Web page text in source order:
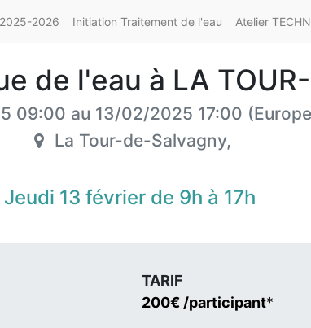
2026 Initiation Traitement de l'eau Atelier
de l'eau à LA
09:00 au 13/02/2025 17:00 (
La Tour-de-Salvagny,
Jeudi 13 février de 9h à 17h
TARIF
200€ /participant*